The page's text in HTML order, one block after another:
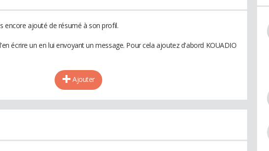
encore ajouté de résumé à son profil.
écrire un en lui envoyant un message. Pour cela ajoutez d'abord KOUADIO
Ajouter